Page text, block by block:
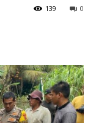
0
139